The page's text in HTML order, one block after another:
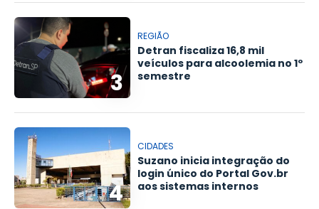
3
REGIÃO
Detran fiscaliza 16,8 mil
veículos para alcoolemia no 1º
semestre
4
CIDADES
Suzano inicia integração do
login único do Portal Gov.br
aos sistemas internos